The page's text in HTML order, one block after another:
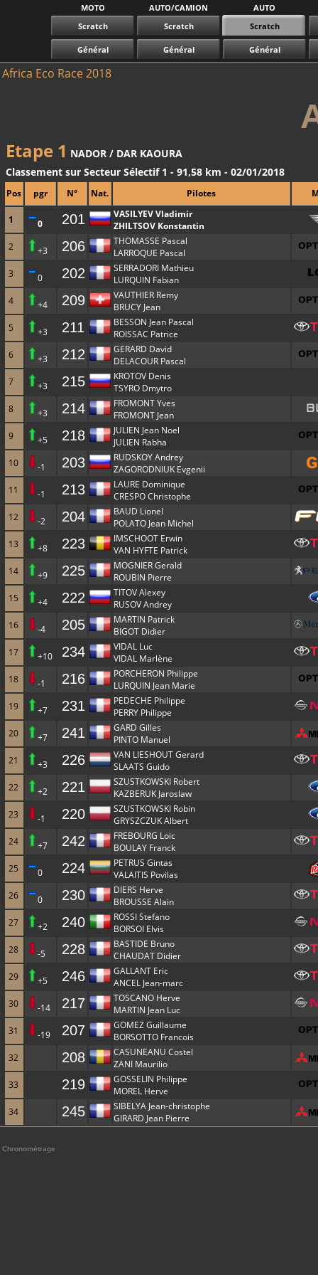
MOTO AUTO/CAMION
AUTO
Scratch
Scratch Scratch
Général Général Général
Africa Eco Race 2018
Etape 1 NADOR / DAR KAOURA
Classement sur Secteur Sélectif 1 - 91,58 km - 02/01/2018
Pos pgr N° Nat. Pilotes
1 0 201
VASILYEV Vladimir
ZHILTSOV Konstantin
2
+3 206
THOMASSE Pascal
LARROQUE Pascal
3
0 202
SERRADORI Mathieu
LURQUIN Fabian
4
+4 209
VAUTHIER Remy
BRUCY Jean
5
+3 211
BESSON Jean Pascal
ROISSAC Patrice
6
+3 212
GERARD David
DELACOUR Pascal
7
+3 215
KROTOV Denis
TSYRO Dmytro
8
+3 214
FROMONT Yves
FROMONT Jean
9
+5 218
JULIEN Jean Noel
JULIEN Rabha
10
-1 203
RUDSKOY Andrey
ZAGORODNIUK Evgenii
11
-1 213
LAURE Dominique
CRESPO Christophe
12
-2 204
BAUD Lionel
POLATO Jean Michel
13
+8 223
IMSCHOOT Erwin
VAN HYFTE Patrick
14
+9 225
MOGNIER Gerald
ROUBIN Pierre
15
+4 222
TITOV Alexey
RUSOV Andrey
16
-4 205
MARTIN Patrick
BIGOT Didier
17
+10 234
VIDAL Luc
VIDAL Marlène
18
-1 216
PORCHERON Philippe
LURQUIN Jean Marie
19
+7 231
PEDECHE Philippe
PERRY Philippe
20
+7 241
GARD Gilles
PINTO Manuel
21
+3 226
VAN LIESHOUT Gerard
SLAATS Guido
22
+2 221
SZUSTKOWSKI Robert
KAZBERUK Jaroslaw
23
-1 220
SZUSTKOWSKI Robin
GRYSZCZUK Albert
24
+7 242
FREBOURG Loic
BOULAY Franck
25
0 224
PETRUS Gintas
VALAITIS Povilas
26
0 230
DIERS Herve
BROUSSE Alain
27
+2 240
ROSSI Stefano
BORSOI Elvis
28
-5 228
BASTIDE Bruno
CHAUDAT Didier
29
+5 246
GALLANT Eric
ANCEL Jean-marc
30
-14 217
TOSCANO Herve
MARTIN Jean Luc
31
-19 207
GOMEZ Guillaume
BORSOTTO Francois
32
208
CASUNEANU Costel
ZANI Maurilio
33
219
GOSSELIN Philippe
MOREL Herve
34
245
SIBELYA Jean-christophe
GIRARD Jean Pierre
Chronométrage